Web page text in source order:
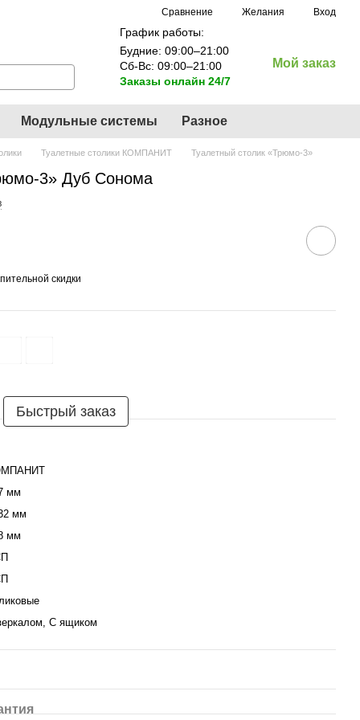
Сравнение Желания Вход
График работы:
Будние: 09:00–21:00
Сб-Вс: 09:00–21:00
Заказы онлайн 24/7
Мой заказ
Модульные системы Разное
Туалетные столики КОМПАНИТ Туалетный столик «Трюмо-3»
3» Дуб Сонома
скидки
Быстрый заказ
мм
мм
мм
С ящиком